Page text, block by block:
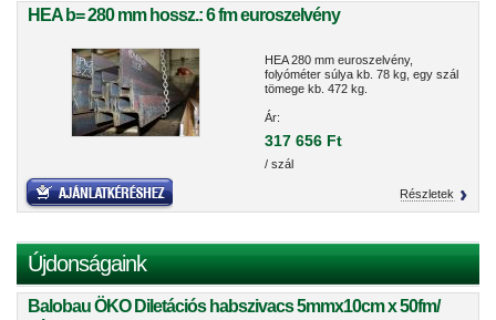
HEA b= 280 mm hossz.: 6 fm euroszelvény
HEA 280 mm euroszelvény,
folyóméter súlya kb. 78 kg, egy szál
tömege kb. 472 kg.
Ár:
317 656 Ft
/ szál
Részletek
Újdonságaink
Balobau ÖKO Diletációs habszivacs 5mmx10cm x 50fm/